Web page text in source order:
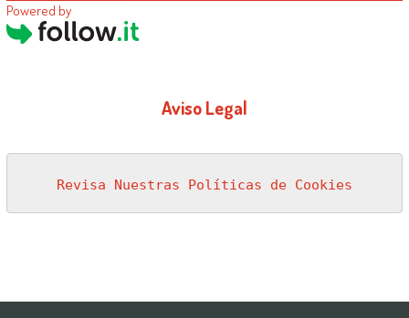
Powered by
Aviso Legal
Revisa Nuestras Políticas de Cookies